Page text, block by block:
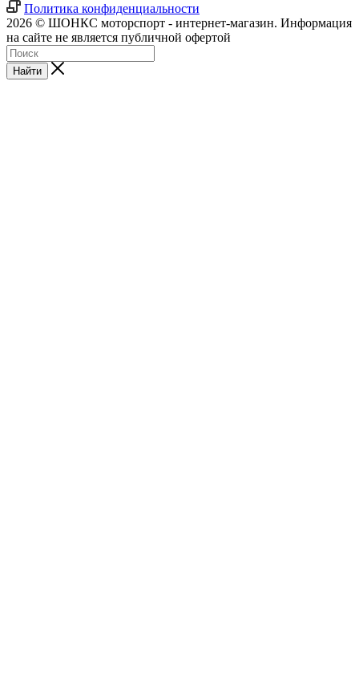
Политика конфиденциальности
2026 © ШОНКС моторспорт - интернет-магазин. Информация
на сайте не является публичной офертой
Найти